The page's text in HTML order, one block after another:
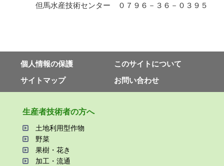
但馬水産技術センター ０７９６－３６－０３９５
個⼈情報の保護
このサイトについて
サイトマップ
お問い合わせ
⽣産者技術者の⽅へ
⼟地利⽤型作物
野菜
果樹・花き
加⼯・流通